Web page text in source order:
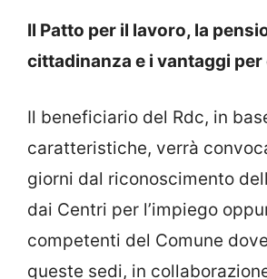
Il Patto per il lavoro, la
cittadinanza e i vantaggi per
Il beneficiario del Rdc, in
caratteristiche, verrà
giorni dal riconoscimento
dai Centri per l’impiego
competenti del Comune
queste sedi, in